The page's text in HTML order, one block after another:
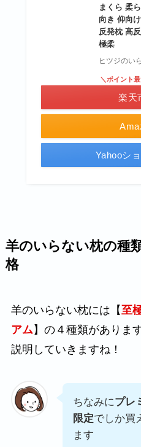
まくら 柔
向き 仰向
反発枕 高
極柔
ヒツジのい
＼ポイント
楽天
Yahooシ
羊のいらない枕の種
格
羊のいらない枕には【至
アム 】の４種類がありま
説明していきますね！
ちなみにプレ
限定でしか買
ます